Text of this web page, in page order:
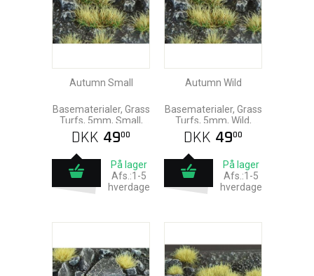
Autumn Small
Basematerialer, Grass
Turfs, 5mm, Small,
Gamers Grass
DKK 4900
På lager
Afs.:1-5
hverdage
Autumn Wild
Basematerialer, Grass
Turfs, 5mm, Wild,
Gamers Grass
DKK 4900
På lager
Afs.:1-5
hverdage